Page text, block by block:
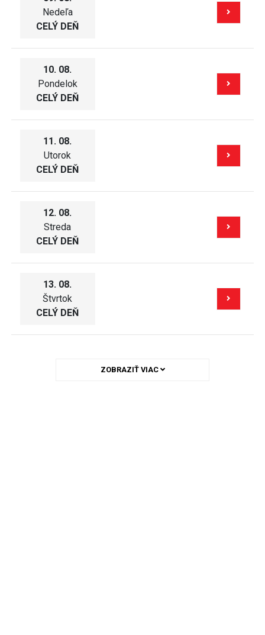
Nedeľa
CELÝ DEŇ
10. 08.
Pondelok
CELÝ DEŇ
11. 08.
Utorok
CELÝ DEŇ
12. 08.
Streda
CELÝ DEŇ
13. 08.
Štvrtok
CELÝ DEŇ
ZOBRAZIŤ VIAC